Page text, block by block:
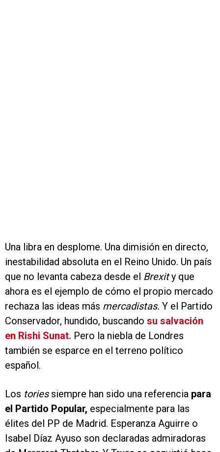
Una libra en desplome. Una dimisión en directo,
inestabilidad absoluta en el Reino Unido. Un país
que no levanta cabeza desde el Brexity que
ahora es el ejemplo de cómo el propio mercado
rechaza las ideas más mercadistas. Y el Partido
Conservador, hundido, buscando su salvación
en Rishi Sunat. Pero la niebla de Londres
también se esparce en el terreno político
español.
Los toriessiempre han sido una referencia para
el Partido Popular, especialmente para las
élites del PP de Madrid. Esperanza Aguirre o
Isabel Díaz Ayuso son declaradas admiradoras